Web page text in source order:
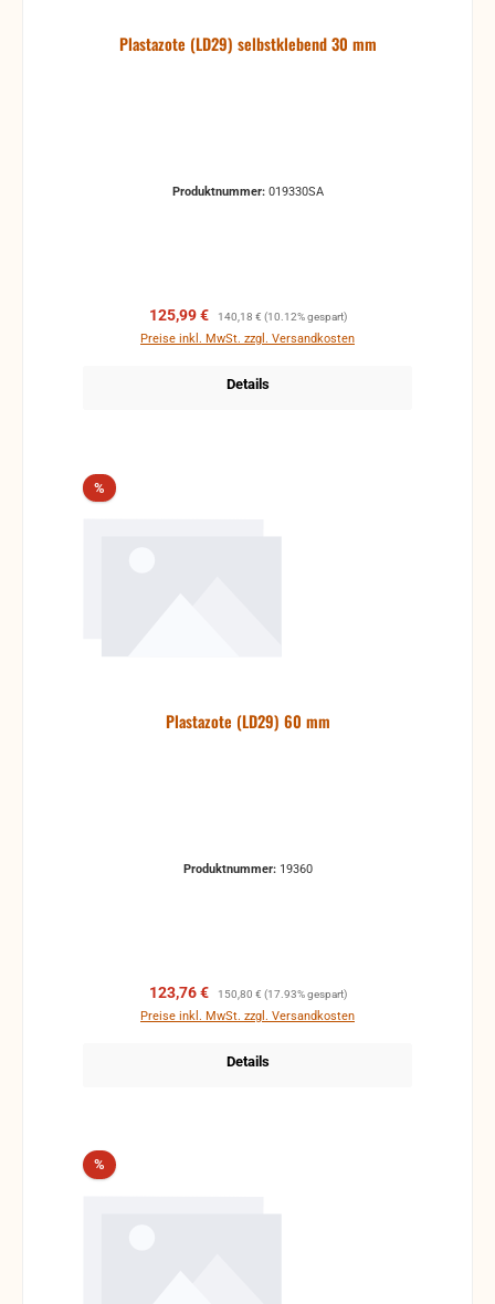
Plastazote (LD29) selbstklebend 30 mm
Produktnummer: 019330SA
Verkaufspreis:
125,99 € Regulärer Preis:
140,18 € (10.12% gespart)
Preise inkl. MwSt. zzgl. Versandkosten
Details
%Rabatt
Plastazote (LD29) 60 mm
Produktnummer: 19360
Verkaufspreis:
123,76 € Regulärer Preis:
150,80 € (17.93% gespart)
Preise inkl. MwSt. zzgl. Versandkosten
Details
%Rabatt